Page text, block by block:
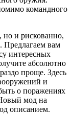
командного
но и рискованно,
Предлагаем вам
интересных
абсолютно
проще. Здесь
и
о поражениях
мод на
описанием.